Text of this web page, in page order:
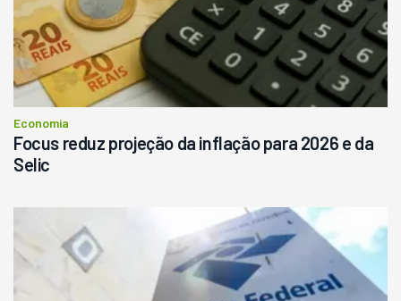
Economia
Focus reduz projeção da inflação para 2026 e da
Selic